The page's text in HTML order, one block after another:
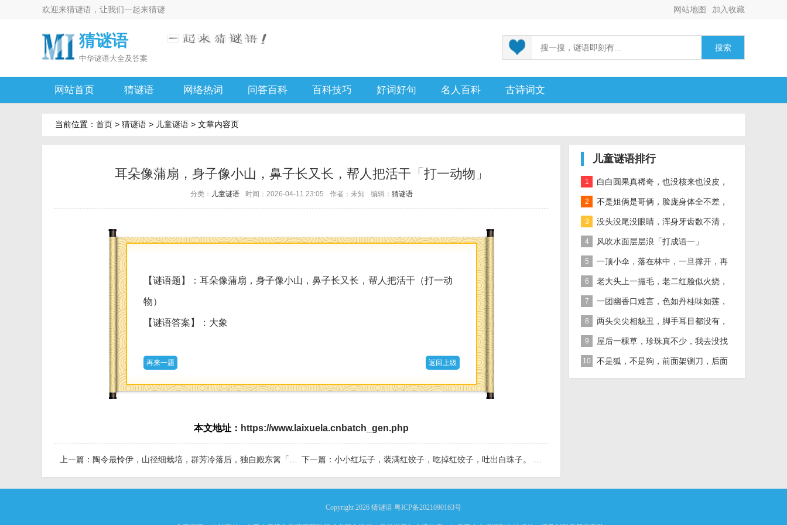
欢迎来猜谜语 ，让我们一起来猜谜 加入收藏
网站地图
猜谜语
中华谜语大全及答案
搜索
网站首页 猜谜语 网络热词 问答百科 百科技巧 好词好句 名人百科 古诗词文
当前位置： 首页 > 猜谜语 > 儿童谜语 > 文章内容页
耳朵像蒲扇，身子像小山，鼻子长又长，帮人把活干「打一动物」
分类： 儿童谜语 时间：2026-04-11 23:05 作者：未知 编辑： 猜谜语
【谜语题】：耳朵像蒲扇，身子像小山，鼻子长又长，帮人把活干（打一动
物）
【谜语答案】：大象
再来一题 返回上级
本文地址： https://www.laixuela.cnbatch_gen.php
上一篇： 陶令最怜伊，山径细栽培，群芳冷落后，独自殿东篱「打一植物」 下一篇： 小小红坛子，装满红饺子，吃掉红饺子，吐出白珠子。 果蔬」
儿童谜语排行
1 白白圆果真稀奇，也没核来也没皮，
正月十五沿街卖，过了正月没人提
2 不是姐俩是哥俩，脸庞身体全不差，
对面打量难分辨，一个说唱一个哑
3 没头没尾没眼睛，浑身牙齿数不清，
连枝带叶吃下去，吐的颗粒是黄金
4 风吹水面层层浪「打成语一」
5 一顶小伞，落在林中，一旦撑开，再
难收拢「打一植物」
6 老大头上一撮毛，老二红脸似火烧，
老三越长腰越弯，老四开花节节高
7 一团幽香口难言，色如丹桂味如莲，
真身已归西天去，十指尖尖在人间
8 两头尖尖相貌丑，脚手耳目都没有，
整天工作在地下，一到下雨才露头
9 屋后一棵草，珍珠真不少，我去没找
到，你去也白跑 自然物」
10 不是狐，不是狗，前面架铡刀，后面
拖扫帚 动物」
Copyright 2026 猜谜语 粤ICP备2021090163号